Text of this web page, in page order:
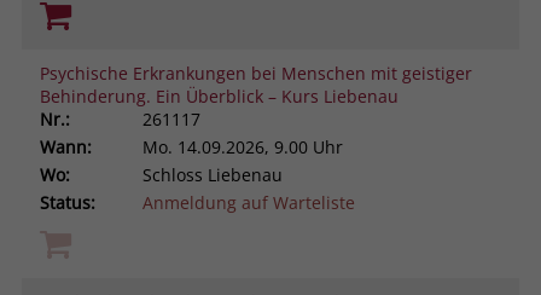
Psychische Erkrankungen bei Menschen mit geistiger
Behinderung. Ein Überblick – Kurs Liebenau
Nr.:
261117
Wann:
Mo. 14.09.2026, 9.00 Uhr
Wo:
Schloss Liebenau
Status:
Anmeldung auf Warteliste